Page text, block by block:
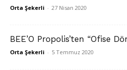
Orta Şekerli - 27 Nisan 2020
BEE’O Propolis’ten “Ofise
Orta Şekerli - 5 Temmuz 2020